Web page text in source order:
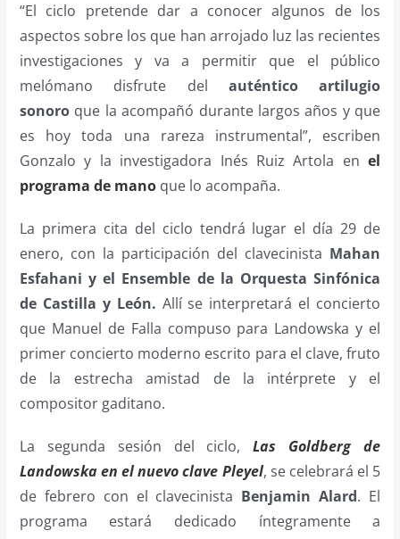
“El ciclo pretende dar a conocer algunos de los
aspectos sobre los que han arrojado luz las recientes
investigaciones y va a permitir que el público
melómano disfrute del auténtico artilugio
sonoroque la acompañó durante largos años y que
es hoy toda una rareza instrumental”, escriben
Gonzalo y la investigadora Inés Ruiz Artola enel
programa de manoque lo acompaña.
La primera cita del ciclo tendrá lugar el día 29 de
enero, con la participación del clavecinista Mahan
Esfahani y el Ensemble de la Orquesta Sinfónica
de Castilla y León. Allí se interpretará el concierto
que Manuel de Falla compuso para Landowska y el
primer concierto moderno escrito para el clave, fruto
de la estrecha amistad de la intérprete y el
compositor gaditano.
La segunda sesión del ciclo,Las Goldberg de
Landowska en el nuevo clave Pleyel, se celebrará el 5
de febrero con el clavecinista Benjamin Alard. El
programa estará dedicado íntegramente a